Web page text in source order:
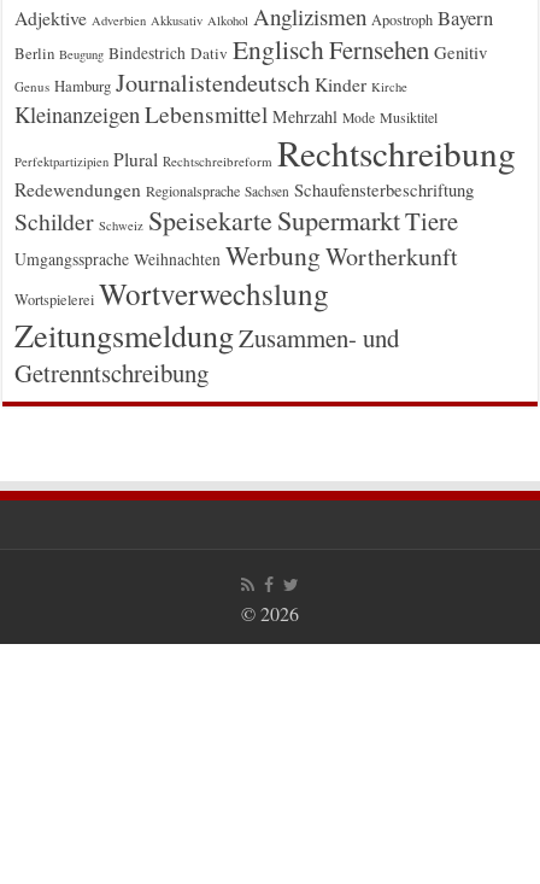
Adjektive Adverbien Akkusativ Alkohol Anglizismen Apostroph Bayern
Berlin Beugung Bindestrich Dativ EnglischFernsehen Genitiv
Genus Hamburg Journalistendeutsch Kinder Kirche
KleinanzeigenLebensmittel Mehrzahl Mode Musiktitel
Perfektpartizipien Plural Rechtschreibreform Rechtschreibung
Redewendungen Regionalsprache Sachsen Schaufensterbeschriftung
Schilder Schweiz Speisekarte SupermarktTiere
Umgangssprache Weihnachten WerbungWortherkunft
Wortspielerei Wortverwechslung
ZeitungsmeldungZusammen- und
Getrenntschreibung
© 2026